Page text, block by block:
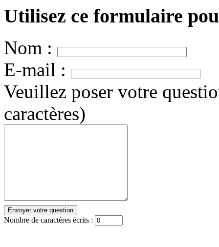
Utilisez ce formulaire
Nom :
E-mail :
Veuillez poser votre
caractères)
Nombre de caractères écrits :